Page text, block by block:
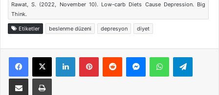
Rawat, S. (2022, November 10). Low-carb Diets Cause Depression. Big
Think.
Etiketler beslenme düzeni depresyon diyet
Facebook
X LinkedInPinterestReddit MessengerWhatsApp
E-Posta ile paylaş Yazdır